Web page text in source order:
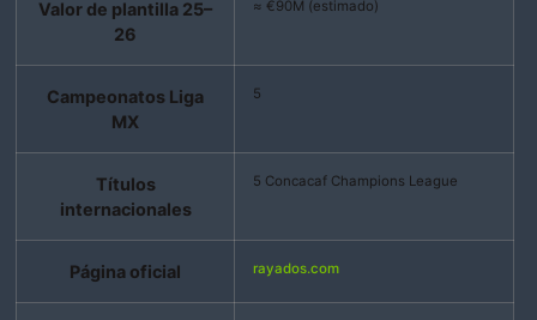
Valor de plantilla 25–
26
≈ €90M (estimado)
Campeonatos Liga
MX
5
Títulos
internacionales
5 Concacaf Champions League
Página oficial rayados.com